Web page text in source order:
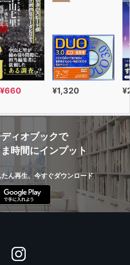
¥660 ¥1,320
ィオブックで
時間にインプット
ん再生、今すぐダウンロード